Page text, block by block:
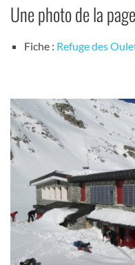
Une photo de la
Fiche : Refuge des